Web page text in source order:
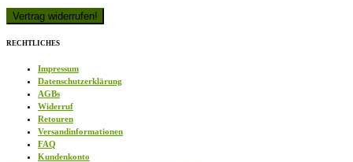
RECHTLICHES
Impressum
Datenschutzerklärung
AGBs
Widerruf
Retouren
Versandinformationen
FAQ
Kundenkonto